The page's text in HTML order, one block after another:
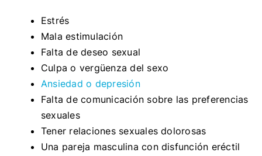
Estrés
Mala estimulación
Falta de deseo sexual
Culpa o vergüenza del sexo
Ansiedad o depresión
Falta de comunicación sobre las preferencias
sexuales
Tener relaciones sexuales dolorosas
Una pareja masculina con disfunción eréctil